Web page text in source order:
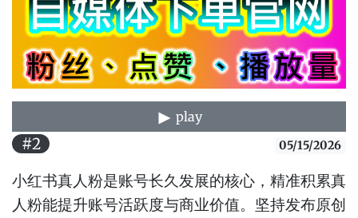
play
#2 05/15/2026
小红书真人粉是账号长久发展的核心，精准积累真
人粉能提升账号活跃度与商业价值。坚持发布原创